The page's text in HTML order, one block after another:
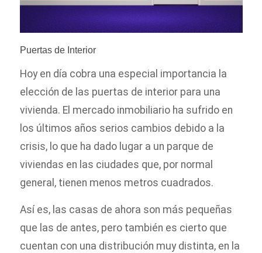
Puertas de Interior
Hoy en día cobra una especial importancia la
elección de las puertas de interior para una
vivienda. El mercado inmobiliario ha sufrido en
los últimos años serios cambios debido a la
crisis, lo que ha dado lugar a un parque de
viviendas en las ciudades que, por normal
general, tienen menos metros cuadrados.
Así es, las casas de ahora son más pequeñas
que las de antes, pero también es cierto que
cuentan con una distribución muy distinta, en la